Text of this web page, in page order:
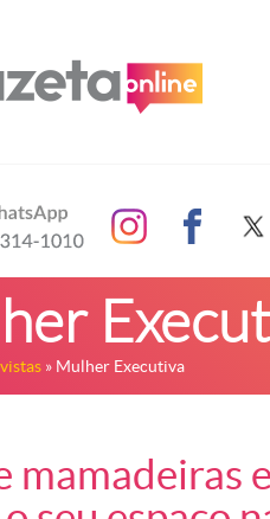
» Mulher Executiva
mamadeiras